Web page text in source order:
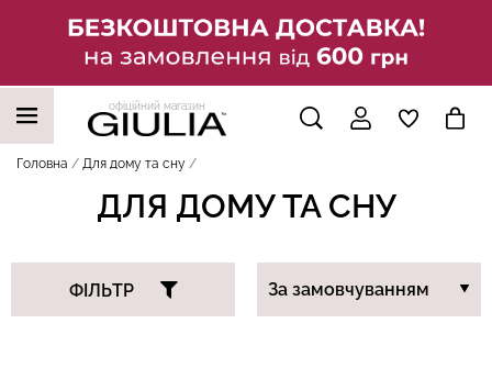
офіційний магазин
Головна Для дому та сну
ДЛЯ ДОМУ ТА СНУ
ФІЛЬТР
НАШІ ТРЕНДОВІ ТОВАРИ